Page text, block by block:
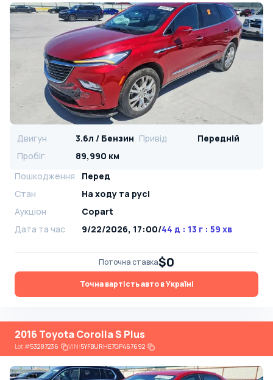
Двигун 3.6л / Бензин Привід
Передній
Пробіг
89,990 км
Пошкодження
Перед
Стан
На ​​ходу та русі
Аукціон
Copart
Дата та час
9/22/2026, 17:00/44 д : 13 г : 59 хв
Поточна ставка$0
Точна вартість авто в Україні
2016 Toyota Corolla S Plus
Lot#53287236 VIN:5YFBURHE7GP467692